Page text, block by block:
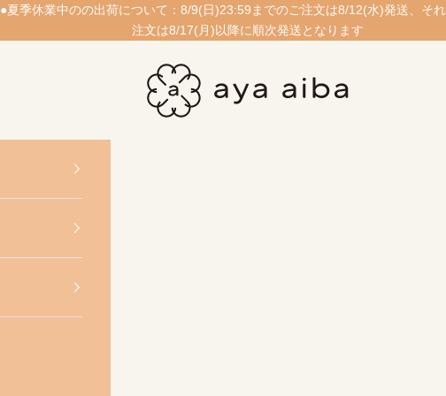
●夏季休業中のの出荷について：8/9(日)23:59までのご注文は8/12(水)発送、そ
注文は8/17(月)以降に順次発送となります
愛波あや公式ストア